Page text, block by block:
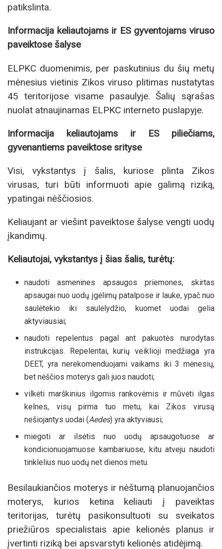
patikslinta.
Informacija keliautojams ir ES gyventojams viruso
paveiktose šalyse
ELPKC duomenimis, per paskutinius du šių metų
mėnesius vietinis Zikos viruso plitimas nustatytas
45 teritorijose visame pasaulyje. Šalių sąrašas
nuolat atnaujinamas ELPKC interneto puslapyje.
Informacija keliautojams ir ES piliečiams,
gyvenantiems paveiktose srityse
Visi, vykstantys į šalis, kuriose plinta Zikos
virusas, turi būti informuoti apie galimą riziką,
ypatingai nėščiosios.
Keliaujant ar viešint paveiktose šalyse vengti uodų
įkandimų.
Keliautojai, vykstantys į šias šalis, turėtų:
naudoti asmenines apsaugos priemones, skirtas
apsaugai nuo uodų įgėlimų patalpose ir lauke, ypač nuo
saulėtekio iki saulėlydžio, kuomet uodai gelia
aktyviausiai;
naudoti repelentus pagal ant pakuotės nurodytas
instrukcijas. Repelentai, kurių veiklioji medžiaga yra
DEET, yra nerekomenduojami vaikams iki 3 mėnesių,
bet nėščios moterys gali juos naudoti;
vilkėti marškinius ilgomis rankovėmis ir mūvėti ilgas
kelnes, visų pirma tuo metu, kai Zikos virusą
nešiojantys uodai (Aedes) yra aktyviausi;
miegoti ar ilsėtis nuo uodų apsaugotuose ar
kondicionuojamuose kambariuose, kitu atveju naudoti
tinklelius nuo uodų net dienos metu.
Besilaukiančios moterys ir nėštumą planuojančios
moterys, kurios ketina keliauti į paveiktas
teritorijas, turėtų pasikonsultuoti su sveikatos
priežiūros specialistais apie kelionės planus ir
įvertinti riziką bei apsvarstyti kelionės atidėjimą.